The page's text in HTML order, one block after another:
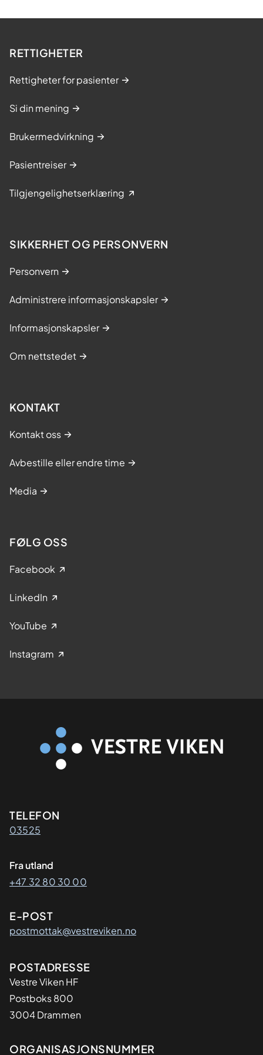
RETTIGHETER
Rettigheter for pasienter
Si din mening
Brukermedvirkning
Pasientreiser
Tilgjengelighetserklæring
SIKKERHET OG PERSONVERN
Personvern
Administrere informasjonskapsler
Informasjonskapsler
Om nettstedet
KONTAKT
Kontakt oss
Avbestille eller endre time
Media
FØLG OSS
Facebook
LinkedIn
YouTube
Instagram
Kontaktinformasjon
TELEFON
03525
Fra utland
+47 32 80 30 00
E-POST
postmottak@vestreviken.no
Adresse
POSTADRESSE
Vestre Viken HF
Postboks 800
3004 Drammen
ORGANISASJONSNUMMER